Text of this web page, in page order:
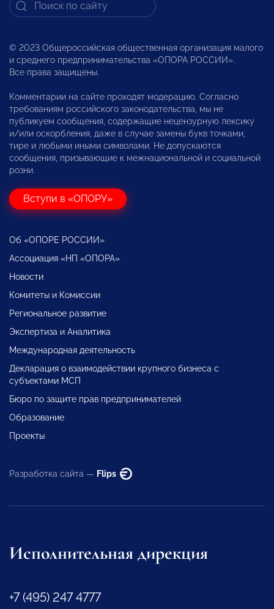
© 2023 Общероссийская общественная организация малого
и среднего предпринимательства «ОПОРА РОССИИ».
Все права защищены.
Комментарии на сайте проходят модерацию. Согласно
требованиям российского законодательства, мы не
публикуем сообщения, содержащие нецензурную лексику
и/или оскорбления, даже в случае замены букв точками,
тире и любыми иными символами. Не допускаются
сообщения, призывающие к межнациональной и социальной
розни.
Вступи в «ОПОРУ»
Об «ОПОРЕ РОССИИ»
Ассоциация «НП «ОПОРА»
Новости
Комитеты и Комиссии
Региональное развитие
Экспертиза и Аналитика
Международная деятельность
Декларация о взаимодействии крупного бизнеса с
субъектами МСП
Бюро по защите прав предпринимателей
Образование
Проекты
Разработка сайта — Flips
Исполнительная дирекция
+7 (495) 247 4777